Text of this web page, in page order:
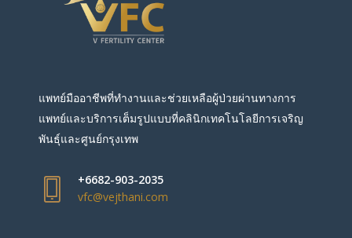
แพทย์มืออาชีพที่ทำงานและช่วยเหลือผู้ป่วยผ่านทางการ
แพทย์และบริการเต็มรูปแบบที่คลินิกเทคโนโลยีการเจริญ
พันธุ์และศูนย์กรุงเทพ
+6682-903-2035
vfc@vejthani.com